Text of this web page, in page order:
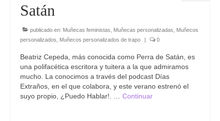
Satán
publicado en: Muñecas feministas Muñecas personalizadas
Muñecos
personalizados
Muñecos personalizados de trapo | 0
Beatriz Cepeda, más conocida como Perra de Satán, es
una polifacética escritora y tuitera a la que admiramos
mucho. La conocimos a través del podcast Días
Extraños, en el que colabora, y este verano estrenó el
suyo propio, ¿Puedo Hablar!. … Continuar